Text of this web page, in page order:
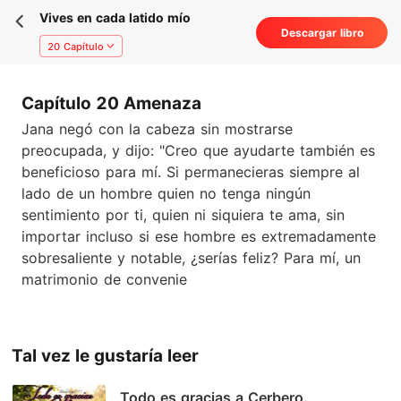
Vives en cada latido mío
20 Capítulo
Descargar libro
Capítulo 20 Amenaza
Jana negó con la cabeza sin mostrarse
preocupada, y dijo: "Creo que ayudarte también es
beneficioso para mí. Si permanecieras siempre al
lado de un hombre quien no tenga ningún
sentimiento por ti, quien ni siquiera te ama, sin
importar incluso si ese hombre es extremadamente
sobresaliente y notable, ¿serías feliz? Para mí, un
matrimonio de convenie
Tal vez le gustaría leer
Todo es gracias a Cerbero.